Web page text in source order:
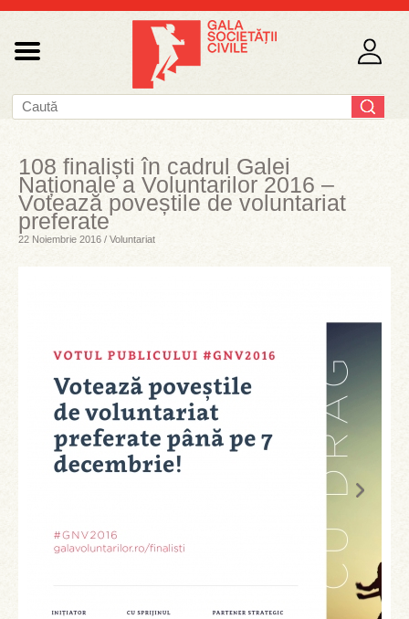
108 finaliști în cadrul Galei
Naționale a Voluntarilor 2016 –
Votează poveștile de voluntariat
preferate
22 Noiembrie 2016 / Voluntariat